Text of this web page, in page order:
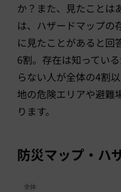
か？また、見たことは
は、ハザードマップの
に見たことがあると回
6割。存在は知ってい
らない人が全体の4割
地の危険エリアや避難
ります。
防災マップ・ハ